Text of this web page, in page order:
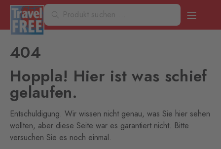
404
Hoppla! Hier ist was schief
gelaufen.
Entschuldigung. Wir wissen nicht genau, was Sie hier sehen
wollten, aber diese Seite war es garantiert nicht. Bitte
versuchen Sie es noch einmal.